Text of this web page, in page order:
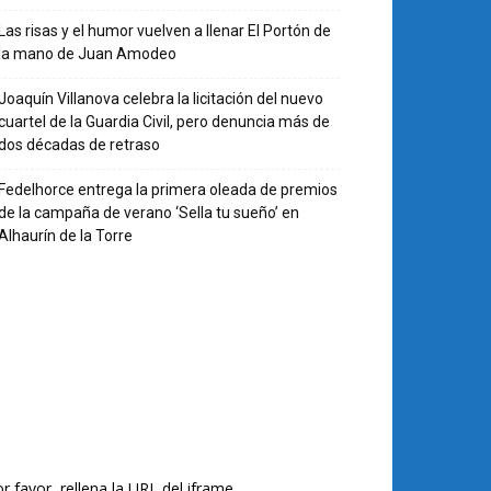
risas y el humor vuelven a llenar El Portón de
mano de Juan Amodeo
Villanova celebra la licitación del nuevo
de la Guardia Civil, pero denuncia más de
décadas de retraso
entrega la primera oleada de premios
la campaña de verano ‘Sella tu sueño’ en
de la Torre